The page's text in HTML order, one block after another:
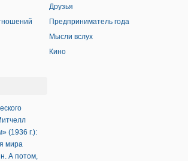
Друзья
Предприниматель года
Мысли вслух
Кино
(1936 г.):
мира
А потом,